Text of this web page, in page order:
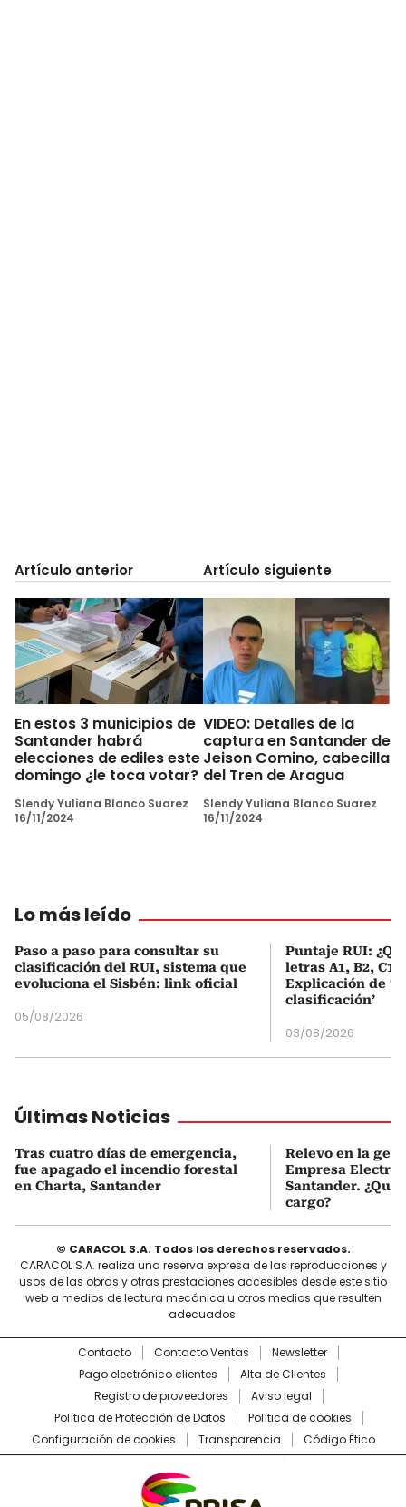
Artículo anterior
En estos 3 municipios de
Santander habrá
elecciones de ediles este
domingo ¿le toca votar?
Slendy Yuliana Blanco Suarez
16/11/2024
Artículo siguiente
VIDEO: Detalles de la
captura en Santander de
Jeison Comino, cabecilla
del Tren de Aragua
Slendy Yuliana Blanco Suarez
16/11/2024
Lo más leído
Paso a paso para consultar su
clasificación del RUI, sistema que
evoluciona el Sisbén: link oficial
05/08/2026
Puntaje RUI:
letras A1, B2, C1
Explicación de
clasificación’
03/08/2026
Últimas Noticias
Tras cuatro días de emergencia,
fue apagado el incendio forestal
en Charta, Santander
Relevo en la
Empresa
Santander.
cargo?
© CARACOL S.A. Todos los derechos reservados.
CARACOL S.A. realiza una reserva expresa de las reproducciones y
usos de las obras y otras prestaciones accesibles desde este sitio
web a medios de lectura mecánica u otros medios que resulten
adecuados.
Contacto Contacto Ventas
Newsletter
Pago electrónico clientes
Alta de Clientes
Registro de proveedores
Aviso legal
Política de Protección de Datos
Política de cookies
Configuración de cookies
Transparencia Código Ético